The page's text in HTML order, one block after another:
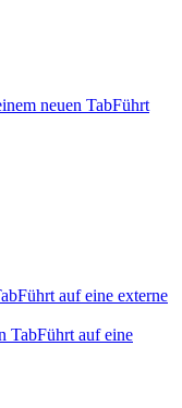
neuen TabFührt
Führt auf eine externe
TabFührt auf eine